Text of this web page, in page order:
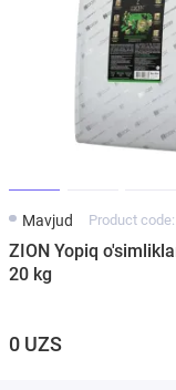
Mavjud Product
ZION Yopiq
20 kg
0 UZS